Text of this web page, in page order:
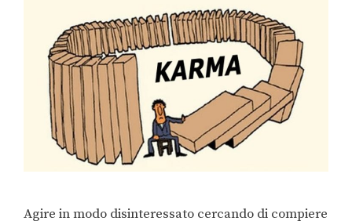
Agire in modo disinteressato cercando di compiere